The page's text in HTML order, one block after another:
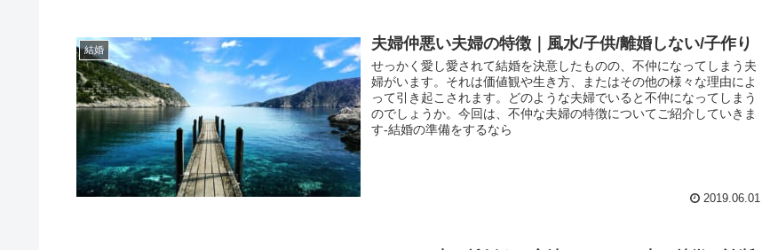
結婚 夫婦仲悪い夫婦の特徴｜風水/子供/離婚しない/子作り
せっかく愛し愛されて結婚を決意したものの、不仲になってしまう夫
婦がいます。それは価値観や生き方、またはその他の様々な理由によ
って引き起こされます。どのような夫婦でいると不仲になってしまう
のでしょうか。今回は、不仲な夫婦の特徴についてご紹介していきま
す-結婚の準備をするなら
2019.06.01